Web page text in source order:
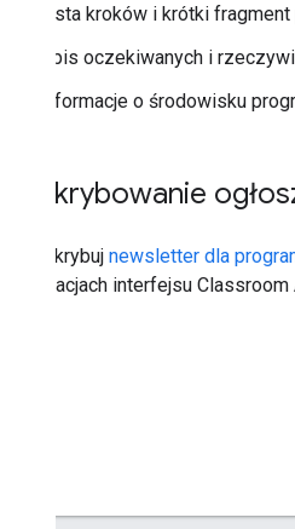
Lista kroków i krótki
Opis oczekiwanych i
Informacje o środowisku
Subskrybowanie
Zasubskrybuj newsletter dla
aktualizacjach interfejsu